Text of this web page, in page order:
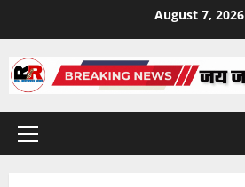
content
August 7, 2026
Primary